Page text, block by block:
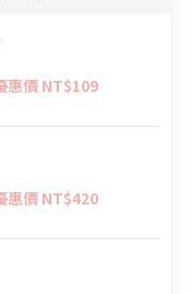
惠價 NT$109
惠價 NT$420